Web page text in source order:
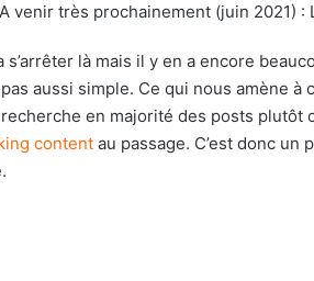
A venir très prochainement (juin 2021) :
s’arrêter là mais il y en a encore
pas aussi simple. Ce qui nous amène
en majorité des posts plutôt
content au passage. C’est donc